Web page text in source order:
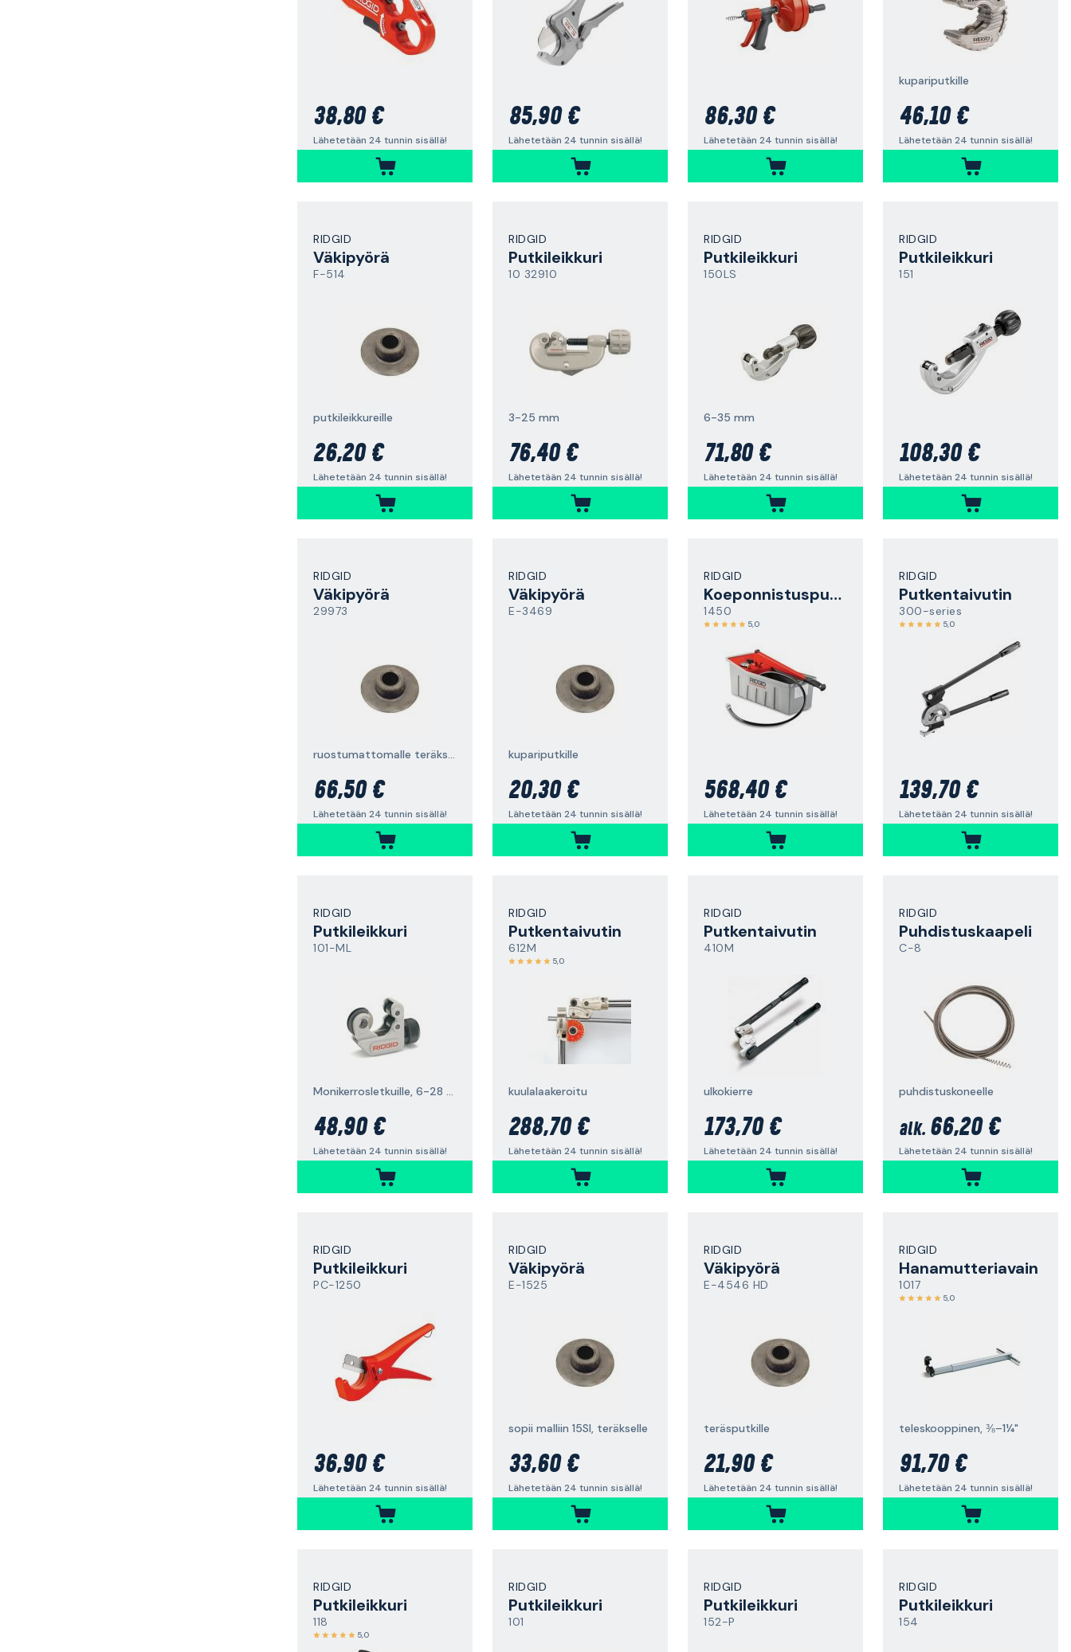
38,80 €
Lähetetään 24 tunnin sisällä!
85,90 €
Lähetetään 24 tunnin sisällä!
86,30 €
Lähetetään 24 tunnin sisällä!
kupariputkille
46,10 €
Lähetetään 24 tunnin sisällä!
RIDGID
Väkipyörä
F-514
putkileikkureille
26,20 €
Lähetetään 24 tunnin sisällä!
RIDGID
Putkileikkuri
10 32910
3-25 mm
76,40 €
Lähetetään 24 tunnin sisällä!
RIDGID
Putkileikkuri
150LS
6-35 mm
71,80 €
Lähetetään 24 tunnin sisällä!
RIDGID
Putkileikkuri
151
108,30 €
Lähetetään 24 tunnin sisällä!
RIDGID
Väkipyörä
29973
ruostumattomalle teräkselle
66,50 €
Lähetetään 24 tunnin sisällä!
RIDGID
Väkipyörä
E-3469
kupariputkille
20,30 €
Lähetetään 24 tunnin sisällä!
RIDGID
Koeponnistuspumppu
1450
5,0
568,40 €
Lähetetään 24 tunnin sisällä!
RIDGID
Putkentaivutin
300-series
5,0
139,70 €
Lähetetään 24 tunnin sisällä!
RIDGID
Putkileikkuri
101-ML
Monikerrosletkuille, 6-28 mm
48,90 €
Lähetetään 24 tunnin sisällä!
RIDGID
Putkentaivutin
612M
5,0
kuulalaakeroitu
288,70 €
Lähetetään 24 tunnin sisällä!
RIDGID
Putkentaivutin
410M
ulkokierre
173,70 €
Lähetetään 24 tunnin sisällä!
RIDGID
Puhdistuskaapeli
C-8
puhdistuskoneelle
alk. 66,20 €
Lähetetään 24 tunnin sisällä!
RIDGID
Putkileikkuri
PC-1250
36,90 €
Lähetetään 24 tunnin sisällä!
RIDGID
Väkipyörä
E-1525
sopii malliin 15SI, teräkselle
33,60 €
Lähetetään 24 tunnin sisällä!
RIDGID
Väkipyörä
E-4546 HD
teräsputkille
21,90 €
Lähetetään 24 tunnin sisällä!
RIDGID
Hanamutteriavain
1017
5,0
teleskooppinen, ⅜–1¼"
91,70 €
Lähetetään 24 tunnin sisällä!
RIDGID
Putkileikkuri
118
5,0
RIDGID
Putkileikkuri
101
RIDGID
Putkileikkuri
152-P
RIDGID
Putkileikkuri
154